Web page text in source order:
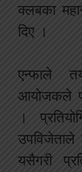
क्लबका
दिए ।
एन्फाले
आयोजकले
।
उपविजेताले
यसैगरी